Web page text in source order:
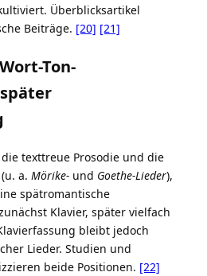
Überblicksartikel
Beiträge. [20] [21]
Ton-
texttreue Prosodie und die
a. Mörike- und Goethe-Lieder),
spätromantische
Klavier, später vielfach
bleibt jedoch
Lieder. Studien und
beide Positionen. [22]